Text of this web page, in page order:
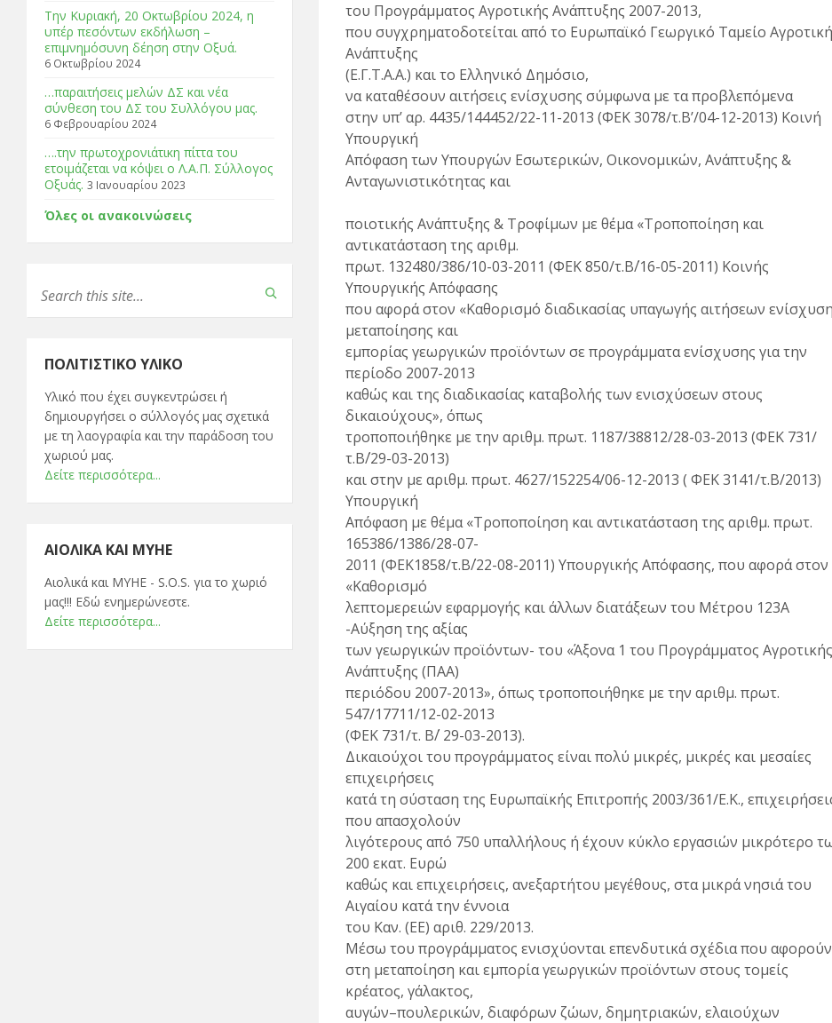
του Προγράμματος Αγροτικής Ανάπτυξης 2007-2013,
που συγχρηματοδοτείται από το Ευρωπαϊκό Γεωργικό Ταμείο
Ανάπτυξης
(Ε.Γ.Τ.Α.Α.) και το Ελληνικό Δημόσιο,
να καταθέσουν αιτήσεις ενίσχυσης σύμφωνα με τα προβλεπόμενα
στην υπ’ αρ. 4435/144452/22-11-2013 (ΦΕΚ 3078/τ.Β’/04-12-2013) Κοινή
Υπουργική
Απόφαση των Υπουργών Εσωτερικών, Οικονομικών, Ανάπτυξης &
Ανταγωνιστικότητας και
ποιοτικής Ανάπτυξης & Τροφίμων με θέμα «Τροποποίηση και
αντικατάσταση της αριθμ.
πρωτ. 132480/386/10-03-2011 (ΦΕΚ 850/τ.Β΄/16-05-2011) Κοινής
Υπουργικής Απόφασης
που αφορά στον «Καθορισμό διαδικασίας υπαγωγής αιτήσεων
μεταποίησης και
εμπορίας γεωργικών προϊόντων σε προγράμματα ενίσχυσης για την
περίοδο 2007-2013
καθώς και της διαδικασίας καταβολής των ενισχύσεων στους
δικαιούχους», όπως
τροποποιήθηκε με την αριθμ. πρωτ. 1187/38812/28-03-2013 (ΦΕΚ 731/
τ.Β΄/29-03-2013)
και στην με αριθμ. πρωτ. 4627/152254/06-12-2013 ( ΦΕΚ 3141/τ.Β/2013)
Υπουργική
Απόφαση με θέμα «Τροποποίηση και αντικατάσταση της αριθμ. πρωτ.
165386/1386/28-07-
2011 (ΦΕΚ1858/τ.Β΄/22-08-2011) Υπουργικής Απόφασης, που αφορά στον
«Καθορισμό
λεπτομερειών εφαρμογής και άλλων διατάξεων του Μέτρου 123Α
-Αύξηση της αξίας
των γεωργικών προϊόντων- του «Άξονα 1 του Προγράμματος Αγροτικής
Ανάπτυξης (ΠΑΑ)
περιόδου 2007-2013», όπως τροποποιήθηκε με την αριθμ. πρωτ.
547/17711/12-02-2013
(ΦΕΚ 731/τ. Β΄/ 29-03-2013).
Δικαιούχοι του προγράμματος είναι πολύ μικρές, μικρές και μεσαίες
επιχειρήσεις
κατά τη σύσταση της Ευρωπαϊκής Επιτροπής 2003/361/Ε.Κ.,
που απασχολούν
λιγότερους από 750 υπαλλήλους ή έχουν κύκλο εργασιών μικρότερο
200 εκατ. Ευρώ
καθώς και επιχειρήσεις, ανεξαρτήτου μεγέθους, στα μικρά νησιά του
Αιγαίου κατά την έννοια
του Καν. (ΕΕ) αριθ. 229/2013.
Μέσω του προγράμματος ενισχύονται επενδυτικά σχέδια που αφορούν
στη μεταποίηση και εμπορία γεωργικών προϊόντων στους τομείς
κρέατος, γάλακτος,
αυγών–πουλερικών, διαφόρων ζώων, δημητριακών, ελαιούχων
Tην Κυριακή, 20 Οκτωβρίου 2024, η
υπέρ πεσόντων εκδήλωση –
επιμνημόσυνη δέηση στην Οξυά.
6 Οκτωβρίου 2024
…παραιτήσεις μελών ΔΣ και νέα
σύνθεση του ΔΣ του Συλλόγου μας.
6 Φεβρουαρίου 2024
….την πρωτοχρονιάτικη πίττα του
ετοιμάζεται να κόψει ο Λ.Α.Π. Σύλλογος
Οξυάς. 3 Ιανουαρίου 2023
Όλες οι ανακοινώσεις
ΠΟΛΙΤΙΣΤΙΚΌ ΥΛΙΚΌ
Υλικό που έχει συγκεντρώσει ή
δημιουργήσει ο σύλλογός μας σχετικά
με τη λαογραφία και την παράδοση του
χωριού μας.
Δείτε περισσότερα...
ΑΙΟΛΙΚΆ ΚΑΙ ΜΥΗΕ
Αιολικά και ΜΥΗΕ - S.O.S. για το χωριό
μας!!! Εδώ ενημερώνεστε.
Δείτε περισσότερα...